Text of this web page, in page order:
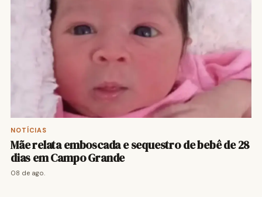
NOTÍCIAS
Mãe relata emboscada e sequestro de bebê de 28
dias em Campo Grande
08 de ago.